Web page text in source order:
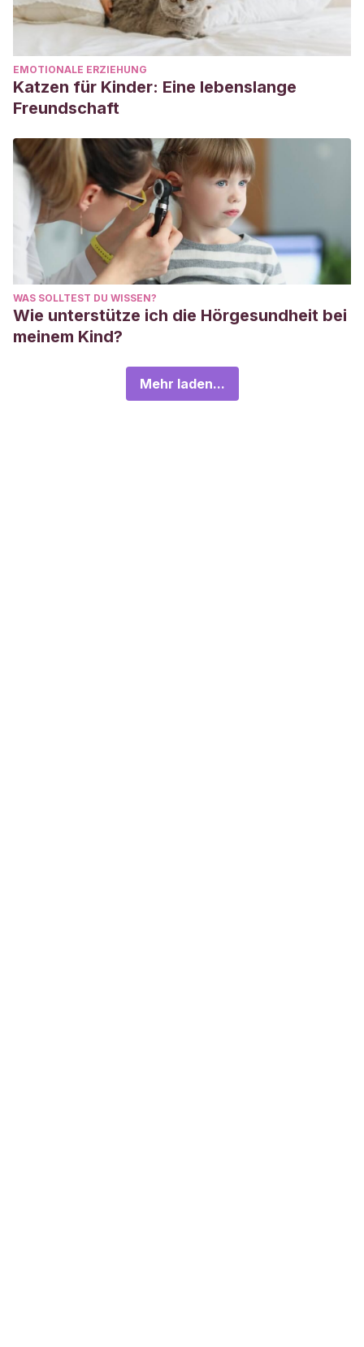
EMOTIONALE ERZIEHUNG
Katzen für Kinder: Eine lebenslange
Freundschaft
WAS SOLLTEST DU WISSEN?
Wie unterstütze ich die Hörgesundheit bei
meinem Kind?
Mehr laden...